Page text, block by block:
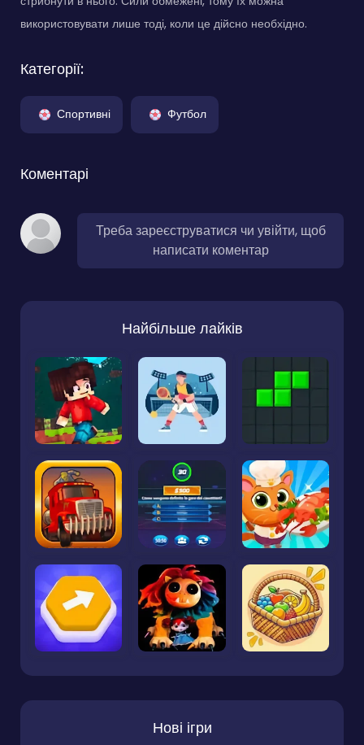
використовувати лише тоді, коли це дійсно необхідно.
Категорії:
Спортивні Футбол
Коментарі
Треба зареєструватися чи увійти, щоб
написати коментар
Найбільше лайків
Нові ігри